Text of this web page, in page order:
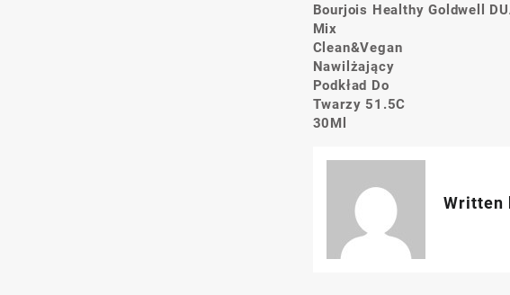
Nawigacja
wpisu
Bourjois Healthy
Mix
Clean&Vegan
Nawilżający
Podkład Do
Twarzy 51.5C
30Ml
Goldwell
Written